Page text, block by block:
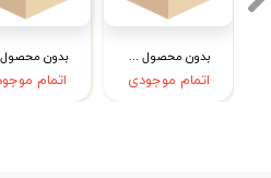
اتمام
بدون محصول جهت نمایش
اتمام موجودی